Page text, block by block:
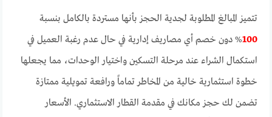
تتميز المبالغ المطلوبة لجدية الحجز بأنها مستردة بالكامل بنسبة
100% دون خصم أي مصاريف إدارية في حال عدم رغبة العميل في
استكمال الشراء عند مرحلة التسكين واختيار الوحدات، مما يجعلها
خطوة استثمارية خالية من المخاطر تماماً ورافعة تمويلية ممتازة
تضمن لك حجز مكانك في مقدمة القطار الاستثماري. الأسعار